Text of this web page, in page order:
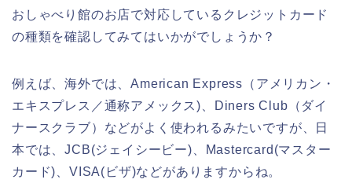
おしゃべり館のお店で対応しているクレジットカード
の種類を確認してみてはいかがでしょうか？
例えば、海外では、American Express（アメリカン・
エキスプレス／通称アメックス)、Diners Club（ダイ
ナースクラブ）などがよく使われるみたいですが、日
本では、JCB(ジェイシービー)、Mastercard(マスター
カード)、VISA(ビザ)などがありますからね。